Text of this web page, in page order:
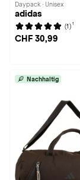
Daypack · Unisex
adidas
(1) 1
CHF 30,99
Nachhaltig